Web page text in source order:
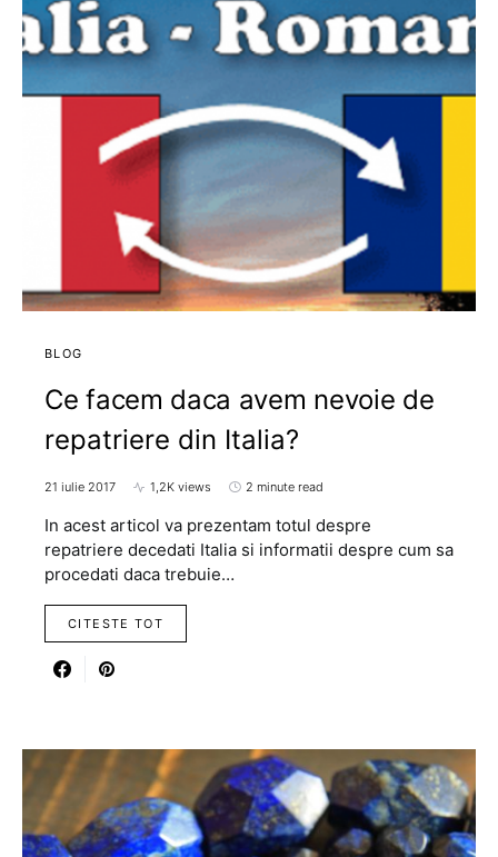
BLOG
Ce facem daca avem nevoie de
repatriere din Italia?
21 iulie 2017 1,2K views 2 minute read
In acest articol va prezentam totul despre
repatriere decedati Italia si informatii despre cum sa
procedati daca trebuie…
CITESTE TOT